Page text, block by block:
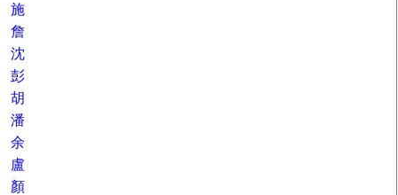
施
詹
沈
彭
胡
潘
余
盧
顏